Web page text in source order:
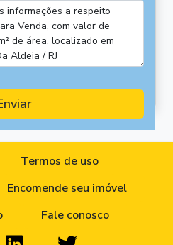
Termos de uso
Encomende seu imóvel
Fale conosco